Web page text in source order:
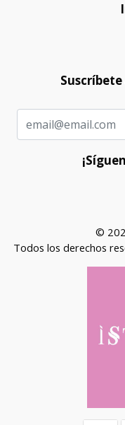
©
Todos los derechos